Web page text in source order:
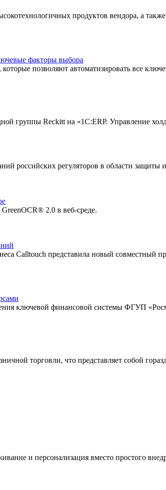
продуктов вендора, а
факторы выбора
позволяют автоматизировать все
группы Reckitt на «1С:ERP. Управление
российских регуляторов в области защиты
2.0 в веб-среде.
Calltouch представила новый совместный
ключевой финансовой системы ФГУП
торговли, что представляет собой
и персонализация вместо простого